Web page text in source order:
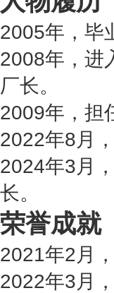
2005年，毕
2008年，进
厂长。
2009年，担
2022年8月
2024年3月
长。
荣誉成就
2021年2月
2022年3月